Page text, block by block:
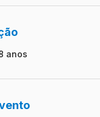
anos